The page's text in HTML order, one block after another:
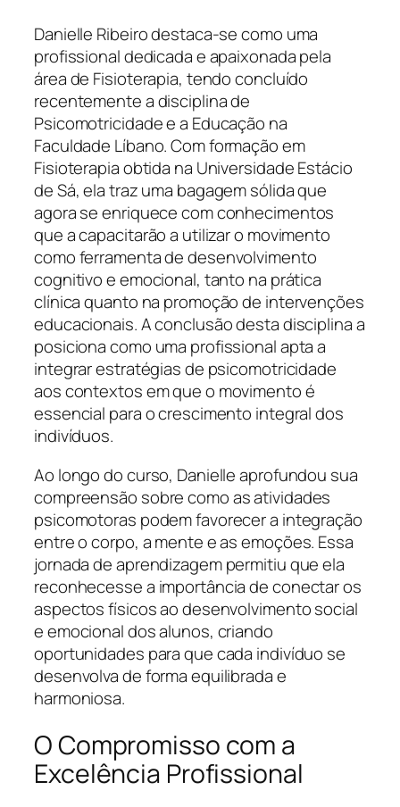
Danielle Ribeiro destaca-se como uma
profissional dedicada e apaixonada pela
área de Fisioterapia, tendo concluído
recentemente a disciplina de
Psicomotricidade e a Educação na
Faculdade Líbano. Com formação em
Fisioterapia obtida na Universidade Estácio
de Sá, ela traz uma bagagem sólida que
agora se enriquece com conhecimentos
que a capacitarão a utilizar o movimento
como ferramenta de desenvolvimento
cognitivo e emocional, tanto na prática
clínica quanto na promoção de intervenções
educacionais. A conclusão desta disciplina a
posiciona como uma profissional apta a
integrar estratégias de psicomotricidade
aos contextos em que o movimento é
essencial para o crescimento integral dos
indivíduos.
Ao longo do curso, Danielle aprofundou sua
compreensão sobre como as atividades
psicomotoras podem favorecer a integração
entre o corpo, a mente e as emoções. Essa
jornada de aprendizagem permitiu que ela
reconhecesse a importância de conectar os
aspectos físicos ao desenvolvimento social
e emocional dos alunos, criando
oportunidades para que cada indivíduo se
desenvolva de forma equilibrada e
harmoniosa.
O Compromisso com a
Excelência Profissional